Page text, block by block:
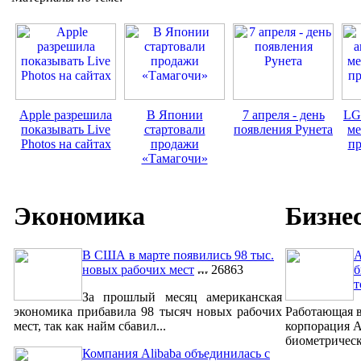
Apple разрешила
показывать Live
Photos на сайтах
В Японии
стартовали
продажи
«Тамагочи»
7 апреля - день
появления Рунета
Экономика
В США в марте появились 98 тыс.
новых рабочих мест
26863
За прошлый месяц американская
экономика прибавила 98 тысяч новых рабочих
мест, так как найм сбавил...
Компания Alibaba объединилась с
Работающая
корпорация